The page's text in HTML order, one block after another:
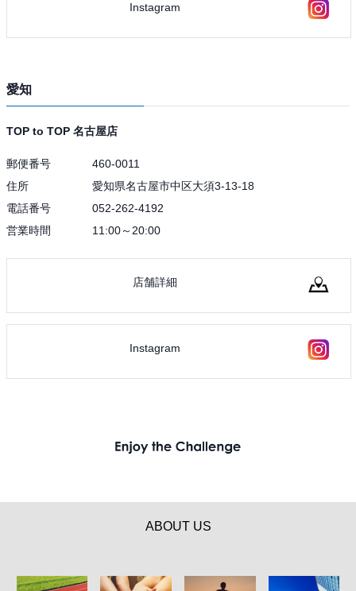
Instagram
愛知
TOP to TOP 名古屋店
郵便番号
460-0011
住所
愛知県名古屋市中区大須3-13-18
電話番号
052-262-4192
営業時間
11:00～20:00
店舗詳細
Instagram
ABOUT US